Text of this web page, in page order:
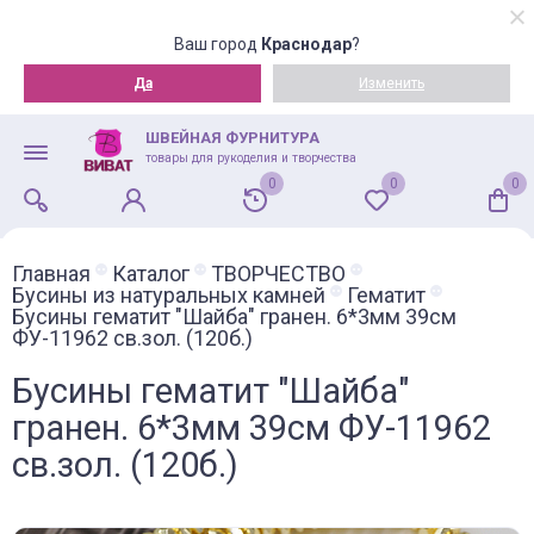
Ваш город Краснодар?
Да Изменить
ШВЕЙНАЯ ФУРНИТУРА
товары для рукоделия и творчества
0 0 0
Главная Каталог
ТВОРЧЕСТВО
Бусины из натуральных камней
Гематит
Бусины гематит "Шайба" гранен. 6*3мм 39см
ФУ-11962 св.зол. (120б.)
Бусины гематит "Шайба"
гранен. 6*3мм 39см ФУ-11962
св.зол. (120б.)